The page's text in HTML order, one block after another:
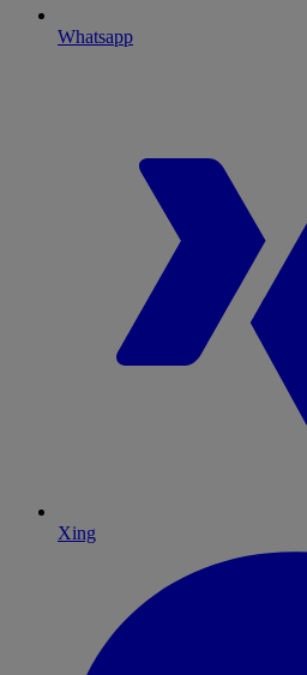
Whatsapp
Xing